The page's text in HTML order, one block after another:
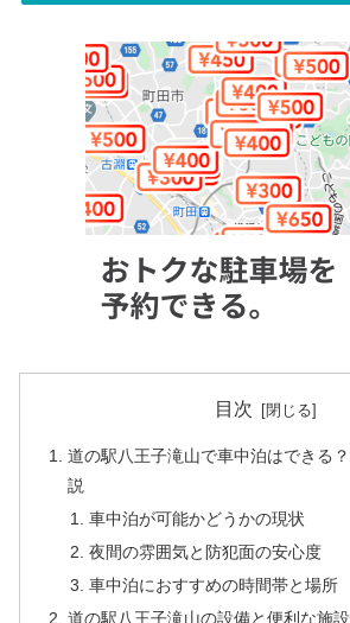
目次
道の駅八王子滝山で車中泊はできる
説
車中泊が可能かどうかの現状
夜間の雰囲気と防犯面の安心度
車中泊におすすめの時間帯と場所
道の駅八王子滝山の設備と便利な施